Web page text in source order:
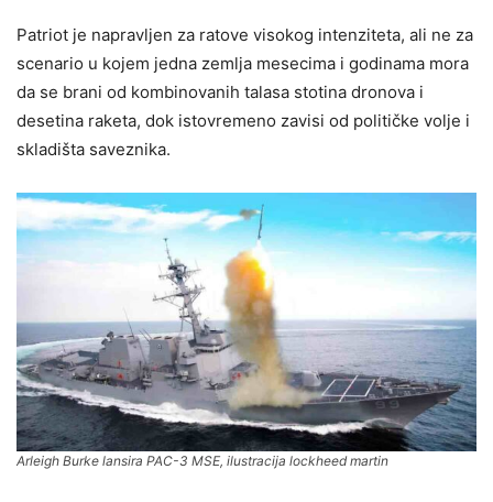
Patriot je napravljen za ratove visokog intenziteta, ali ne za
scenario u kojem jedna zemlja mesecima i godinama mora
da se brani od kombinovanih talasa stotina dronova i
desetina raketa, dok istovremeno zavisi od političke volje i
skladišta saveznika.
Arleigh Burke lansira PAC-3 MSE, ilustracija lockheed martin